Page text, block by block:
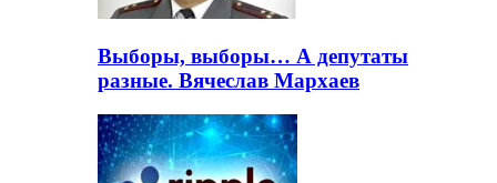
Выборы, выборы… А депутаты
разные. Вячеслав Мархаев